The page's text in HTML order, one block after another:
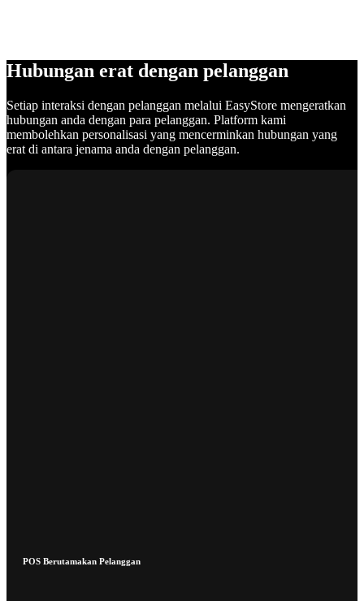
Hubungan erat dengan pelanggan
Setiap interaksi dengan pelanggan melalui EasyStore mengeratkan
hubungan anda dengan para pelanggan. Platform kami
membolehkan personalisasi yang mencerminkan hubungan yang
erat di antara jenama anda dengan pelanggan.
POS Berutamakan Pelanggan